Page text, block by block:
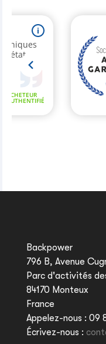
Backpower
796 B, Avenue
Parc d'activités
84170 Monteux
France
Appelez-nous : 09
Écrivez-nous :